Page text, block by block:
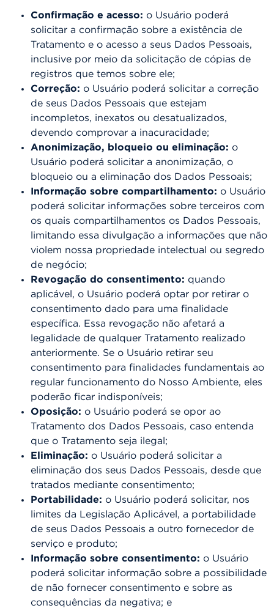
Confirmação e acesso: o Usuário poderá
solicitar a confirmação sobre a existência de
Tratamento e o acesso a seus Dados Pessoais,
inclusive por meio da solicitação de cópias de
registros que temos sobre ele;
Correção: o Usuário poderá solicitar a correção
de seus Dados Pessoais que estejam
incompletos, inexatos ou desatualizados,
devendo comprovar a inacuracidade;
Anonimização, bloqueio ou eliminação: o
Usuário poderá solicitar a anonimização, o
bloqueio ou a eliminação dos Dados Pessoais;
Informação sobre compartilhamento: o Usuário
poderá solicitar informações sobre terceiros com
os quais compartilhamentos os Dados Pessoais,
limitando essa divulgação a informações que não
violem nossa propriedade intelectual ou segredo
de negócio;
Revogação do consentimento: quando
aplicável, o Usuário poderá optar por retirar o
consentimento dado para uma finalidade
específica. Essa revogação não afetará a
legalidade de qualquer Tratamento realizado
anteriormente. Se o Usuário retirar seu
consentimento para finalidades fundamentais ao
regular funcionamento do Nosso Ambiente, eles
poderão ficar indisponíveis;
Oposição: o Usuário poderá se opor ao
Tratamento dos Dados Pessoais, caso entenda
que o Tratamento seja ilegal;
Eliminação: o Usuário poderá solicitar a
eliminação dos seus Dados Pessoais, desde que
tratados mediante consentimento;
Portabilidade: o Usuário poderá solicitar, nos
limites da Legislação Aplicável, a portabilidade
de seus Dados Pessoais a outro fornecedor de
serviço e produto;
Informação sobre consentimento: o Usuário
poderá solicitar informação sobre a possibilidade
de não fornecer consentimento e sobre as
consequências da negativa; e